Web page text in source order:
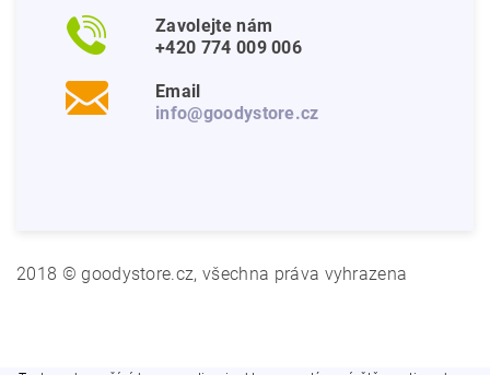
Zavolejte nám
+420 774 009 006
Email
info@goodystore.cz
2018 © goodystore.cz, všechna práva vyhrazena